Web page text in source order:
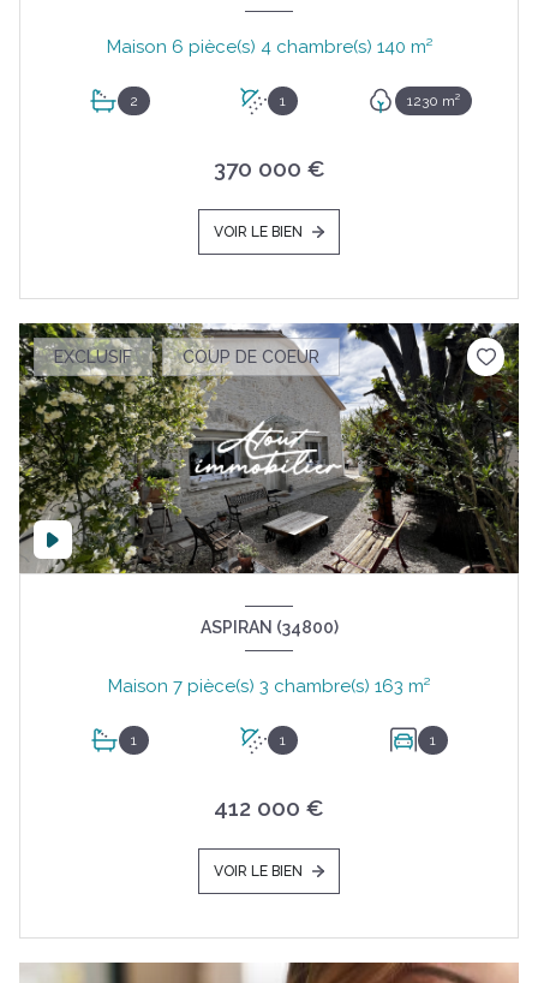
Maison 6 pièce(s) 4 chambre(s) 140 m²
2 1 1230 m²
370 000 €
VOIR LE BIEN
EXCLUSIF COUP DE COEUR
ASPIRAN (34800)
Maison 7 pièce(s) 3 chambre(s) 163 m²
1 1 1
412 000 €
VOIR LE BIEN